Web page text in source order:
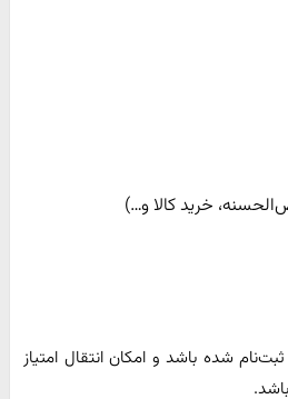
خرید کالا و…)
شده باشد و امکان انتقال امتیاز